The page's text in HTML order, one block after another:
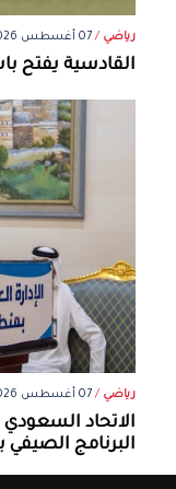
رياضي /07 أغسطس 2026
القادسية يفتح
رياضي /07 أغسطس 2026
الاتحاد
البرنامج